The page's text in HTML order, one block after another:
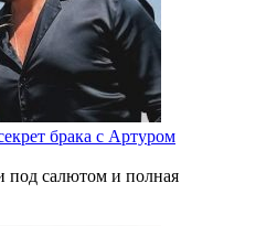
брака с Артуром
под салютом и полная